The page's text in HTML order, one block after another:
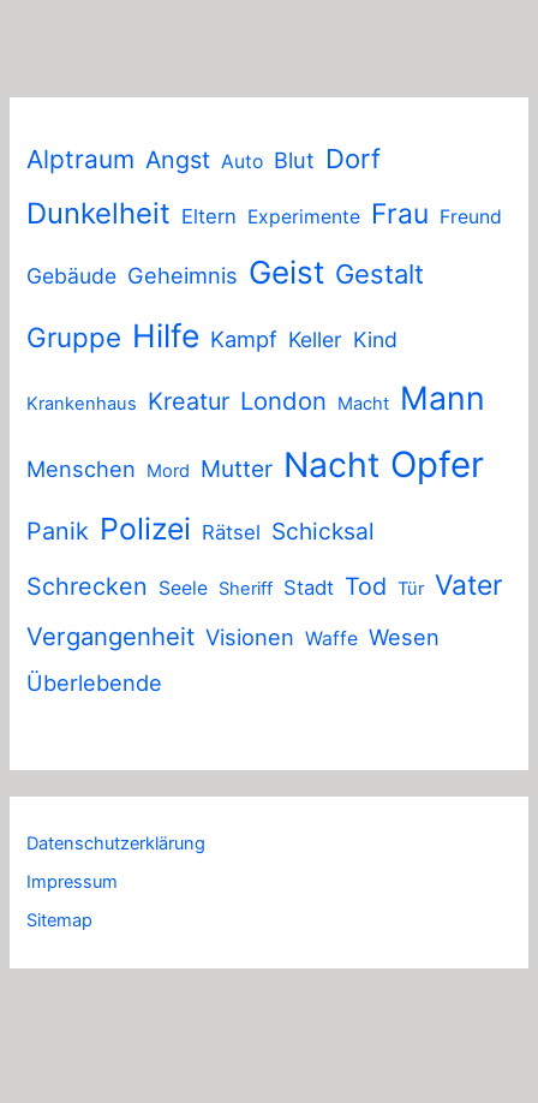
Alptraum Angst Auto Blut Dorf
Dunkelheit Eltern Experimente Frau Freund
Gebäude Geheimnis Geist Gestalt
Gruppe Hilfe Kampf Keller Kind
Krankenhaus Kreatur London Macht Mann
Menschen Mord Mutter Nacht Opfer
Panik Polizei Rätsel Schicksal
Schrecken
Seele Sheriff Stadt Tod Tür Vater
Vergangenheit Visionen Waffe Wesen
Überlebende
Datenschutzerklärung
Impressum
Sitemap